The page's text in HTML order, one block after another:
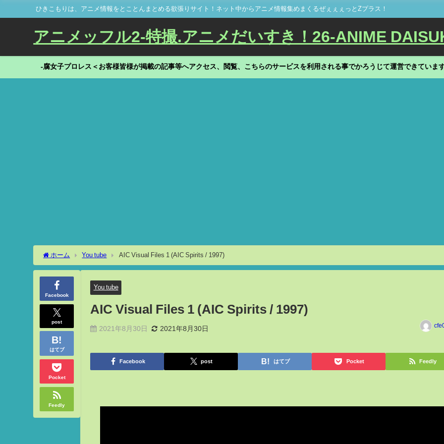
ひきこもりは、アニメ情報をとことんまとめる欲張りサイト！ネット中からアニメ情報集めまくるぜぇぇぇっとZプラス！
アニメッフル2-特撮.アニメだいすき！26-ANIME
-腐女子プロレス＜お客様皆様が掲載の記事等へアクセス、閲覧、こちらのサービスを利用される事でかろうじて運営できていま
ホーム You tube AIC Visual Files 1 (AIC Spirits / 1997)
Facebook
post
はてブ
Pocket
Feedly
You tube
AIC Visual Files 1 (AIC Spirits / 1997)
2021年8月30日 2021年8月30日
Facebook post はてブ Pocket Feedly